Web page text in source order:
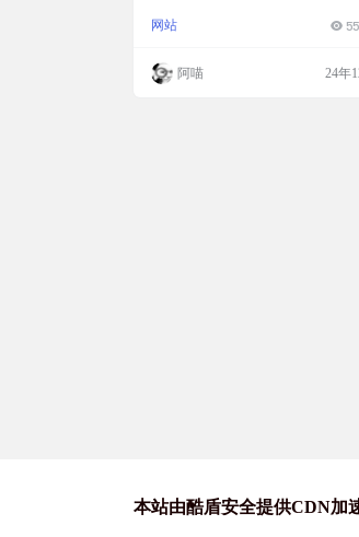
网站变化的工具，完全免费，而且
更新了内容，这个工具就能派上用场
支持通过Discord、邮件、Slack、
网站
阿喵 24年
本站由酷盾安全提供CDN加